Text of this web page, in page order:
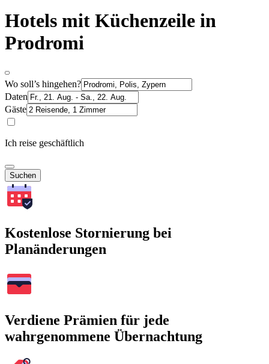
Hotels mit Küchenzeile in
Prodromi
Wo soll’s hingehen?
Daten
Gäste
Ich reise geschäftlich
Suchen
Kostenlose Stornierung bei
Planänderungen
Verdiene Prämien für jede
wahrgenommene Übernachtung